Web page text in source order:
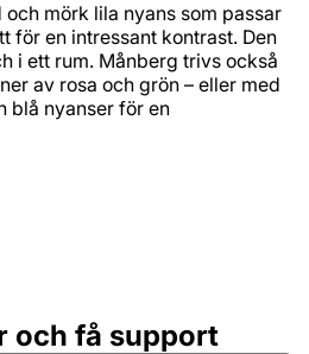
mörk lila nyans som passar
för en intressant kontrast. Den
i ett rum. Månberg trivs också
av rosa och grön – eller med
blå nyanser för en
och få support